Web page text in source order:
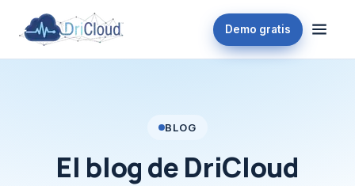
Demo gratis
BLOG
El blog de DriCloud